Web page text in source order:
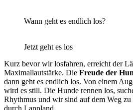
Wann geht es endlich los?
Jetzt geht es los
Kurz bevor wir losfahren, erreicht der
Maximallautstärke. Die Freude der
dann geht es endlich los. Von einem
wird es still. Die Hunde rennen los,
Rhythmus und wir sind auf dem Weg
durch Lappland.